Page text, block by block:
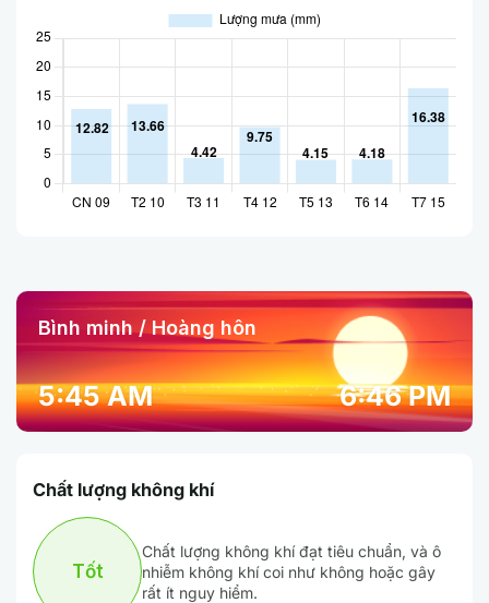
Bình minh / Hoàng hôn
5:45 AM 6:46 PM
Chất lượng không khí
Tốt
Chất lượng không khí đạt tiêu chuẩn, và ô
nhiễm không khí coi như không hoặc gây
rất ít nguy hiểm.